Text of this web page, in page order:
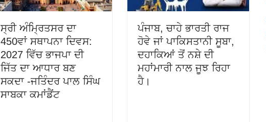
ਸ੍ਰੀ ਅੰਮ੍ਰਿਤਸਰ ਦਾ
450ਵਾਂ ਸਥਾਪਨਾ ਦਿਵਸ:
2027 ਵਿੱਚ ਭਾਜਪਾ ਦੀ
ਜਿੱਤ ਦਾ ਆਧਾਰ ਬਣ
ਸਕਦਾ -ਜਤਿੰਦਰ ਪਾਲ ਸਿੰਘ
ਸਾਬਕਾ ਕਮਾਂਡੈਂਟ
ਪੰਜਾਬ, ਚਾਹੇ ਭਾਰਤੀ ਰਾਜ
ਹੋਵੇ ਜਾਂ ਪਾਕਿਸਤਾਨੀ ਸੂਬਾ,
ਦਹਾਕਿਆਂ ਤੋਂ ਨਸ਼ੇ ਦੀ
ਮਹਾਂਮਾਰੀ ਨਾਲ ਜੂਝ ਰਿਹਾ
ਹੈ।